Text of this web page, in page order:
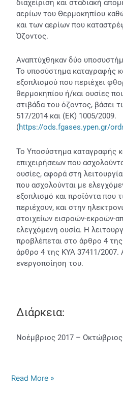
διαχείριση και σταδιακή
αερίων του Θερμοκηπίου
και των αερίων που
Όζοντος.
Αναπτύχθηκαν δύο
Το υποσύστημα καταγραφής
εξοπλισμού που περιέχει
θερμοκηπίου ή/και ουσίες
στιβάδα του όζοντος, βάσει
517/2014 και (ΕΚ) 1005/2009.
(https://ods.fgases.ypen.gr/
Το Υποσύστημα καταγραφής
επιχειρήσεων που
ουσίες, αφορά στη λειτουργία
που ασχολούνται με
εξοπλισμό και προϊόντα που
περιέχουν, και στην
στοιχείων εισροών-εκροών-
ελεγχόμενη ουσία. Η
προβλέπεται στο άρθρο 4
άρθρο 4 της ΚΥΑ 37411/2007.
ενεργοποίηση του.
Διάρκεια:
Νοέμβριος 2017 –
καταστρέφουν
στιβάδα
Read More »